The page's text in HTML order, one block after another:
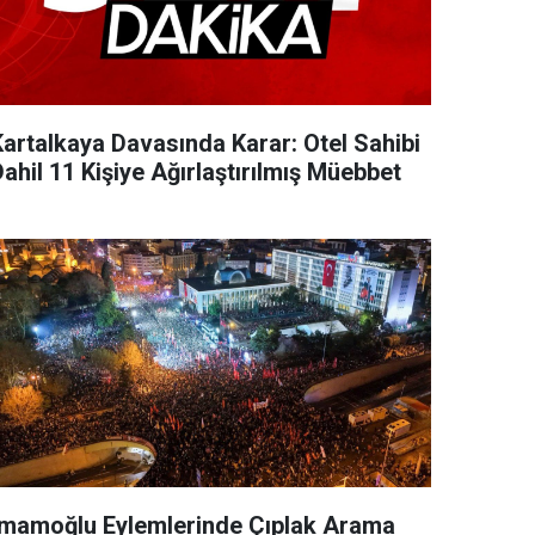
Davasında Karar: Otel Sahibi
11 Kişiye Ağırlaştırılmış Müebbet
Eylemlerinde Çıplak Arama